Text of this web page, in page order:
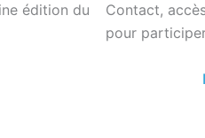
édition du
Contact,
pour